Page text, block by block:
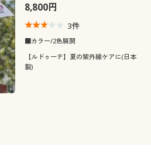
8,800円
3件
■カラー/2色展開
【ルドゥーテ】夏の紫外線ケアに(日本
製)